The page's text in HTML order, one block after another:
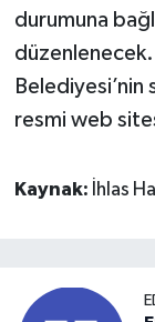
durumuna
Belediyesi’nin
resmi web
Kaynak: İhlas